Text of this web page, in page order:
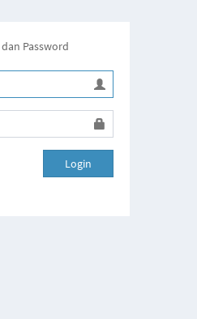
Password
Login